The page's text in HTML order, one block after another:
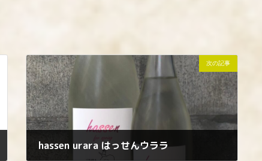
次の記事
hassen urara はっせんウララ